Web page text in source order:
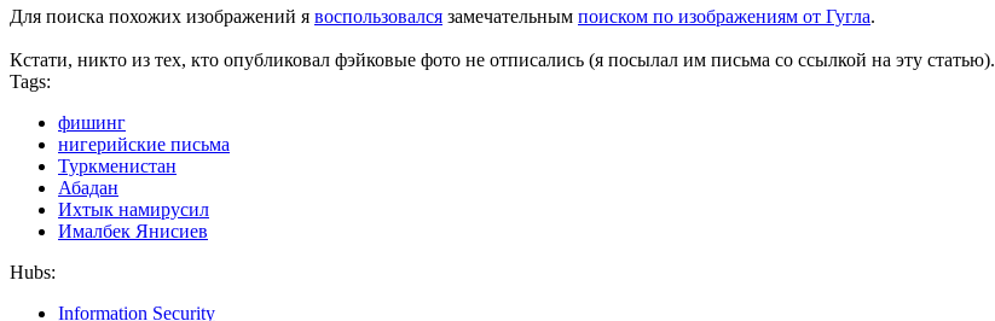
Для поиска похожих изображений я воспользовался замечательным поиском по изображениям от Гугла.
Кстати, никто из тех, кто опубликовал фэйковые фото не отписались (я посылал им письма со ссылкой на эту статью).
Tags:
фишинг
нигерийские письма
Туркменистан
Абадан
Ихтык намирусил
Ималбек Янисиев
Hubs:
Information Security